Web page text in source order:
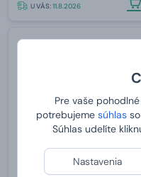
Pre vaše
potrebujeme súhlas
Súhlas udelíte
Nastavenia
U VÁS:11.8.2026